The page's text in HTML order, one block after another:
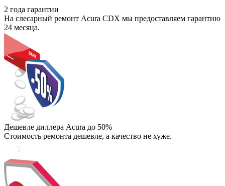
2 года гарантии
На слесарный ремонт Acura CDX мы предоставляем гарантию
24 месяца.
Дешевле диллера Acura до 50%
Стоимость ремонта дешевле, а качество не хуже.